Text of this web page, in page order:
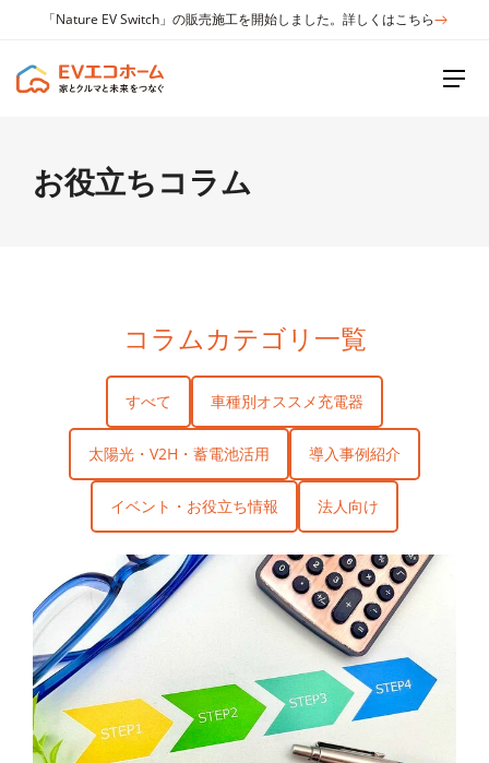
「Nature EV Switch」の販売施工を開始しました。詳しくはこちら
お役立ちコラム
コラムカテゴリ一覧
すべて 車種別オススメ充電器
太陽光・V2H・蓄電池活用 導入事例紹介
イベント・お役立ち情報 法人向け